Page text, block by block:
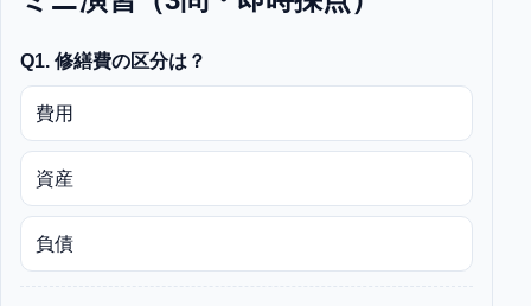
Q1. 修繕費の区分は？
費用
資産
負債